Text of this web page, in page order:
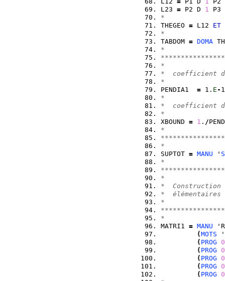
L23 = P2 D 1 P3
*
THEGEO = L12 ET
*
TABDOM = DOMA
*
*
*  coefficient
*
PENDIA1 = 1. E-
*
*  coefficient
*
XBOUND = 1 . /
*
*
SUPTOT = MANU '
*
*
*  Construction
*  élémentaires
*
*
MATRI1 = MANU
(MOTS
( PROG
0
( PROG
0
( PROG
0
( PROG
0
( PROG
0